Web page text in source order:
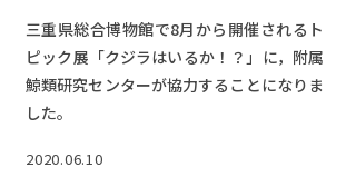
三重県総合博物館で8月から開催されるト
ピック展「クジラはいるか！？」に，附属
鯨類研究センターが協力することになりま
した。
2020.06.10